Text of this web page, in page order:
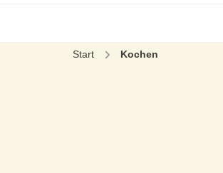
Start Kochen